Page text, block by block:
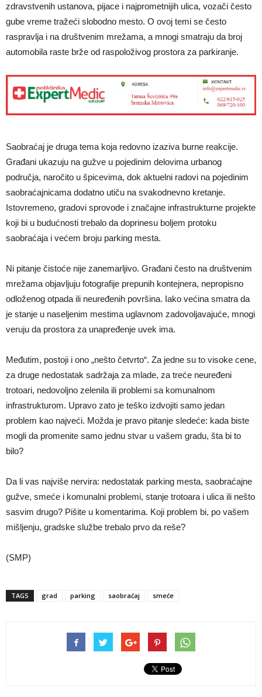
zdravstvenih ustanova, pijace i najprometnijih ulica, vozači često
gube vreme tražeći slobodno mesto. O ovoj temi se često
raspravlja i na društvenim mrežama, a mnogi smatraju da broj
automobila raste brže od raspoloživog prostora za parkiranje.
Saobraćaj je druga tema koja redovno izaziva burne reakcije.
Građani ukazuju na gužve u pojedinim delovima urbanog
područja, naročito u špicevima, dok aktuelni radovi na pojedinim
saobraćajnicama dodatno utiču na svakodnevno kretanje.
Istovremeno, gradovi sprovode i značajne infrastrukturne projekte
koji bi u budućnosti trebalo da doprinesu boljem protoku
saobraćaja i većem broju parking mesta.
Ni pitanje čistoće nije zanemarljivo. Građani često na društvenim
mrežama objavljuju fotografije prepunih kontejnera, nepropisno
odloženog otpada ili neuređenih površina. Iako većina smatra da
je stanje u naseljenim mestima uglavnom zadovoljavajuće, mnogi
veruju da prostora za unapređenje uvek ima.
Međutim, postoji i ono „nešto četvrto“. Za jedne su to visoke cene,
za druge nedostatak sadržaja za mlade, za treće neuređeni
trotoari, nedovoljno zelenila ili problemi sa komunalnom
infrastrukturom. Upravo zato je teško izdvojiti samo jedan
problem kao najveći. Možda je pravo pitanje sledeće: kada biste
mogli da promenite samo jednu stvar u vašem gradu, šta bi to
bilo?
Da li vas najviše nervira: nedostatak parking mesta, saobraćajne
gužve, smeće i komunalni problemi, stanje trotoara i ulica ili nešto
sasvim drugo? Pišite u komentarima. Koji problem bi, po vašem
mišljenju, gradske službe trebalo prvo da reše?
(SMP)
TAGS grad parking saobraćaj smeće